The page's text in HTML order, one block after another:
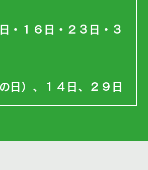
・１６日・２３日・３
日）、１４日、２９日